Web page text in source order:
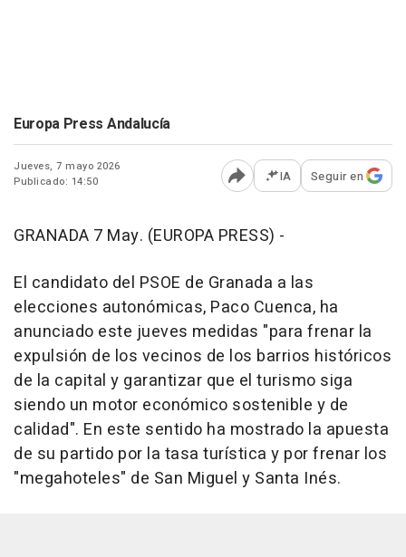
Europa Press Andalucía
Jueves, 7 mayo 2026
Publicado: 14:50
Abrir opciones para
IA Seguir en
GRANADA 7 May. (EUROPA PRESS) -
El candidato del PSOE de Granada a las
elecciones autonómicas, Paco Cuenca, ha
anunciado este jueves medidas "para frenar la
expulsión de los vecinos de los barrios históricos
de la capital y garantizar que el turismo siga
siendo un motor económico sostenible y de
calidad". En este sentido ha mostrado la apuesta
de su partido por la tasa turística y por frenar los
"megahoteles" de San Miguel y Santa Inés.